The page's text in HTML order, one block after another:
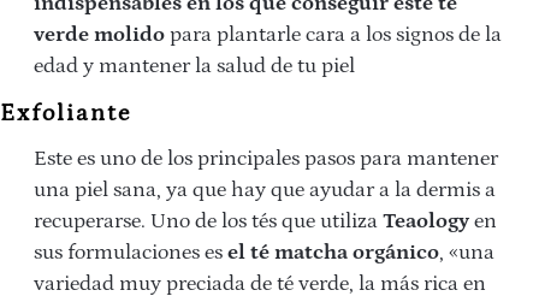
verde molido para plantarle cara a los signos de la
edad y mantener la salud de tu piel
Exfoliante
Este es uno de los principales pasos para mantener
una piel sana, ya que hay que ayudar a la dermis a
recuperarse. Uno de los tés que utiliza Teaology en
sus formulaciones es el té matcha orgánico, «una
variedad muy preciada de té verde, la más rica en